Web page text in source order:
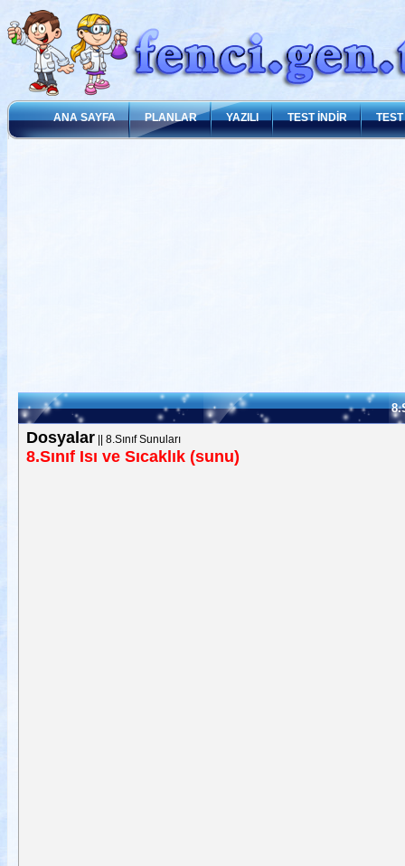
ANA SAYFA PLANLAR YAZILI TEST İNDİR
Dosyalar|| 8.Sınıf Sunuları
8.Sınıf Isı ve Sıcaklık (sunu)